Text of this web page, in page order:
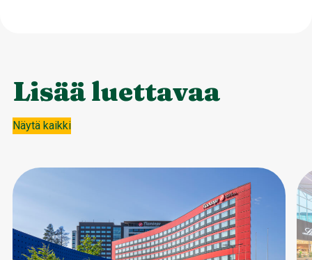
Lisää luettavaa
Näytä kaikki